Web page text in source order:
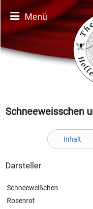
Menü
Schnee­weiss­chen
Inhalt
Darsteller
Schneeweißchen
Rosenrot